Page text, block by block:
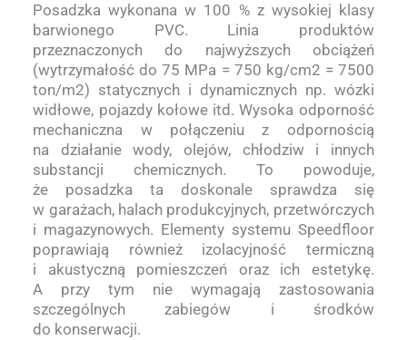
Posadzka wykonana w 100 % z wysokiej klasy
barwionego PVC. Linia produktów
przeznaczonych do najwyższych obciążeń
(wytrzymałość do 75 MPa = 750 kg/cm2 = 7500
ton/m2) statycznych i dynamicznych np. wózki
widłowe, pojazdy kołowe itd. Wysoka odporność
mechaniczna w połączeniu z odpornością
na działanie wody, olejów, chłodziw i innych
substancji chemicznych. To powoduje,
że posadzka ta doskonale sprawdza się
w garażach, halach produkcyjnych, przetwórczych
i magazynowych. Elementy systemu Speedfloor
poprawiają również izolacyjność termiczną
i akustyczną pomieszczeń oraz ich estetykę.
A przy tym nie wymagają zastosowania
szczególnych zabiegów i środków
do konserwacji.